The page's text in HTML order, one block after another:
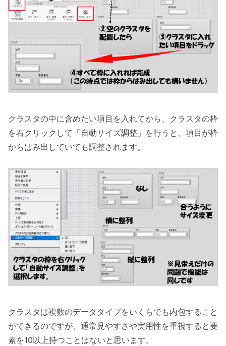
クラスタの中に含めたい項目を入れてから、クラスタの枠
を右クリックして「自動サイズ調整」を行うと、項目が枠
からはみ出していても調整されます。
クラスタは複数のデータタイプをいくらでも内包すること
ができるのですが、通常見やすさや実用性を重視すると要
素を10以上持つことはないと思います。